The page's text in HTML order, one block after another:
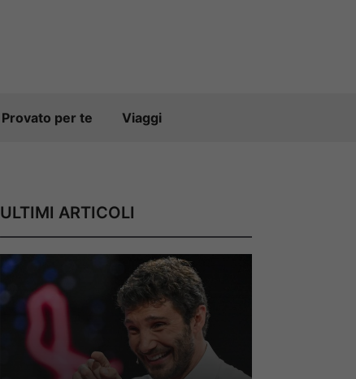
Provato per te Viaggi
ULTIMI ARTICOLI